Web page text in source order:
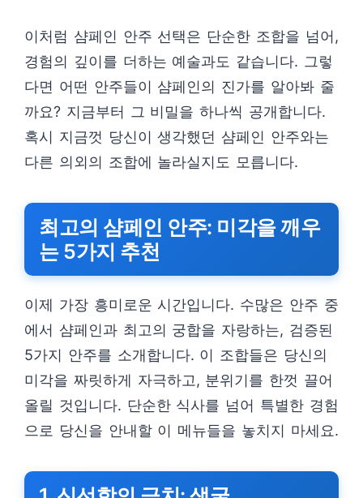
이처럼 샴페인 안주 선택은 단순한 조합을 넘어,
경험의 깊이를 더하는 예술과도 같습니다. 그렇
다면 어떤 안주들이 샴페인의 진가를 알아봐 줄
까요? 지금부터 그 비밀을 하나씩 공개합니다.
혹시 지금껏 당신이 생각했던 샴페인 안주와는
다른 의외의 조합에 놀라실지도 모릅니다.
최고의 샴페인 안주: 미각을 깨우
는 5가지 추천
이제 가장 흥미로운 시간입니다. 수많은 안주 중
에서 샴페인과 최고의 궁합을 자랑하는, 검증된
5가지 안주를 소개합니다. 이 조합들은 당신의
미각을 짜릿하게 자극하고, 분위기를 한껏 끌어
올릴 것입니다. 단순한 식사를 넘어 특별한 경험
으로 당신을 안내할 이 메뉴들을 놓치지 마세요.